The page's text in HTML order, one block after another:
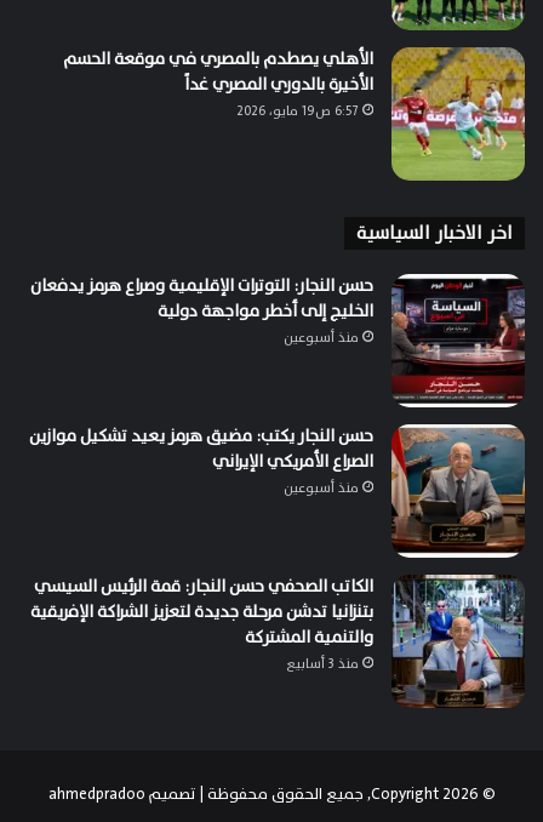
الأهلي يصطدم بالمصري في موقعة الحسم
الأخيرة بالدوري المصري غداً
6:57 ص19 مايو، 2026
اخر الاخبار السياسية
حسن النجار: التوترات الإقليمية وصراع هرمز يدفعان
الخليج إلى أخطر مواجهة دولية
منذ أسبوعين
حسن النجار يكتب: مضيق هرمز يعيد تشكيل موازين
الصراع الأمريكي الإيراني
منذ أسبوعين
الكاتب الصحفي حسن النجار: قمة الرئيس السيسي
بتنزانيا تدشن مرحلة جديدة لتعزيز الشراكة الإفريقية
والتنمية المشتركة
منذ 3 أسابيع
© Copyright 2026, جميع الحقوق محفوظة | تصميم ahmedpradoo